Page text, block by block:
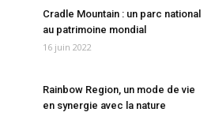
Cradle Mountain : un parc national
au patrimoine mondial
16 juin 2022
Rainbow Region, un mode de vie
en synergie avec la nature